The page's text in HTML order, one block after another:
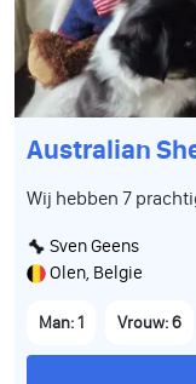
Australian
Wij hebben 7
Sven Geens
Olen, Belgie
Man: 1 Vrouw: 6